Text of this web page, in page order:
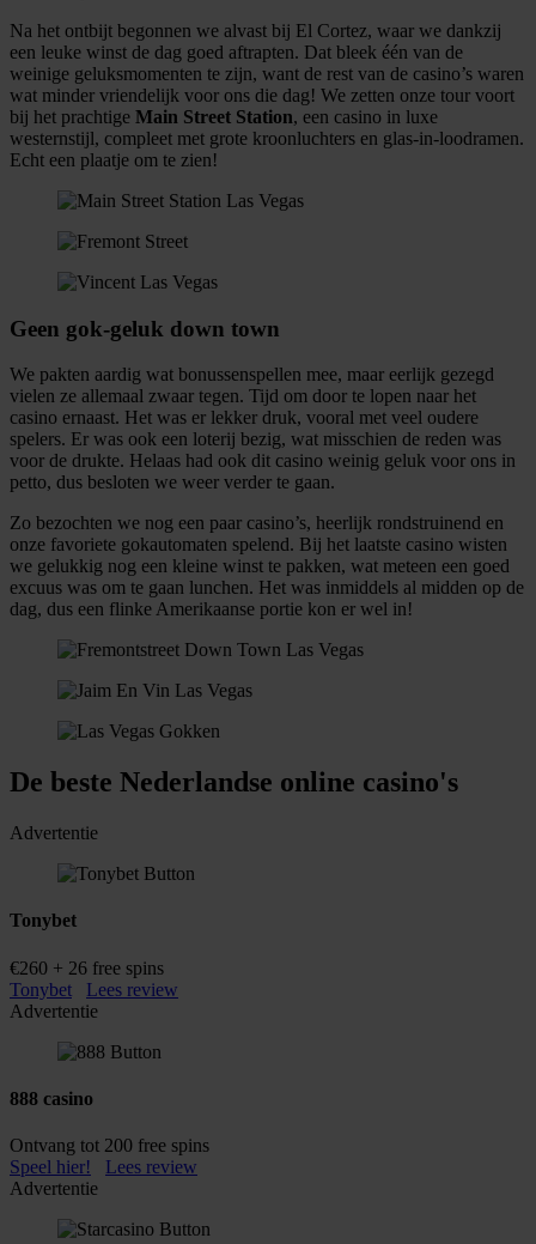
partners voor social media, adverteren en analyse. Deze
partners kunnen deze gegevens combineren met andere
informatie die u aan ze heeft verstrekt of die ze hebben
verzameld op basis van uw gebruik van hun services.
Na het ontbijt begonnen we alvast bij El Cortez, waar we dankzij
een leuke winst de dag goed aftrapten. Dat bleek één van de
weinige geluksmomenten te zijn, want de rest van de casino’s waren
wat minder vriendelijk voor ons die dag! We zetten onze tour voort
bij het prachtige Main Street Station, een casino in luxe
westernstijl, compleet met grote kroonluchters en glas-in-loodramen.
Echt een plaatje om te zien!
Geen gok-geluk down town
We pakten aardig wat bonussenspellen mee, maar eerlijk gezegd
vielen ze allemaal zwaar tegen. Tijd om door te lopen naar het
casino ernaast. Het was er lekker druk, vooral met veel oudere
spelers. Er was ook een loterij bezig, wat misschien de reden was
voor de drukte. Helaas had ook dit casino weinig geluk voor ons in
petto, dus besloten we weer verder te gaan.
Zo bezochten we nog een paar casino’s, heerlijk rondstruinend en
onze favoriete gokautomaten spelend. Bij het laatste casino wisten
we gelukkig nog een kleine winst te pakken, wat meteen een goed
excuus was om te gaan lunchen. Het was inmiddels al midden op de
dag, dus een flinke Amerikaanse portie kon er wel in!
De beste Nederlandse online casino's
Advertentie
Tonybet
€260 + 26 free spins
Tonybet
Lees review
Advertentie
888 casino
Ontvang tot 200 free spins
Speel hier!
Lees review
Advertentie